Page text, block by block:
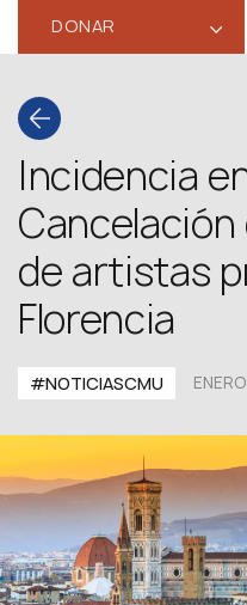
DONAR ‹
Incidencia
de artistas
Florencia
#NOTICIASCMU